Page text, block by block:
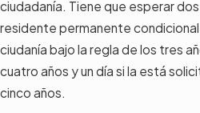
ciudadanía. Tiene que esperar dos
residente permanente
ciudanía bajo la regla de los tres
cuatro años y un día si la está
cinco años.